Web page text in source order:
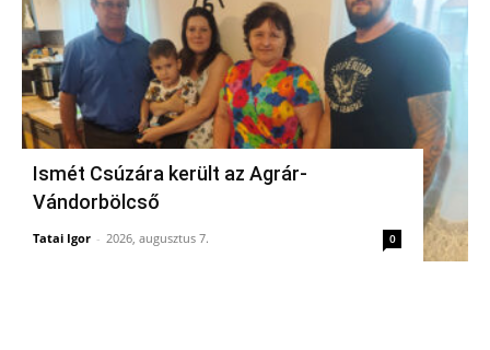
Ismét Csúzára került az Agrár-
Vándorbölcső
Tatai Igor - 2026, augusztus 7. 0